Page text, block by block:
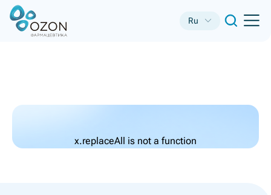
Ru
x.replaceAll is not a function